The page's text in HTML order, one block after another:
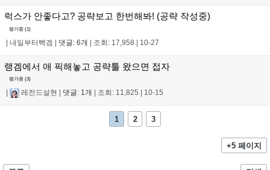
럭스가 안좋다고? 공략보고 한번해봐! (공략 작성중)
평가중 (1)
| 내일부터빡겜 | 댓글: 6개 | 조회: 17,958 | 10-27
랭겜에서 애 픽해놓고 공략툴 왔으면 접자
평가중 (3)
레전드설현 댓글: 1개 조회: 11,825 10-15
1 2 3
+5 페이지